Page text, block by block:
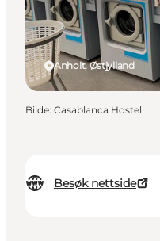
Besøk nettside
Anholt, Østjylland
Bilde: Casablanca Hostel